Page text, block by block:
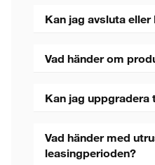
Kan jag avsluta
Vad händer om
Kan jag uppgradera
Vad händer med
leasingperioden?